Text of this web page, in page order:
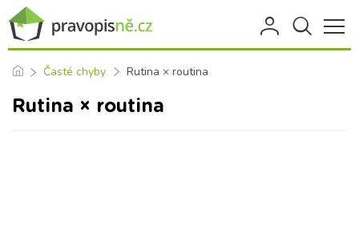
Časté chyby Rutina × routina
Rutina × routina